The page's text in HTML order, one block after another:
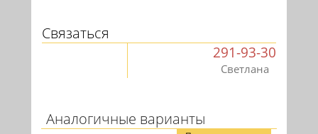
Связаться
291-93-30
Светлана
Аналогичные варианты